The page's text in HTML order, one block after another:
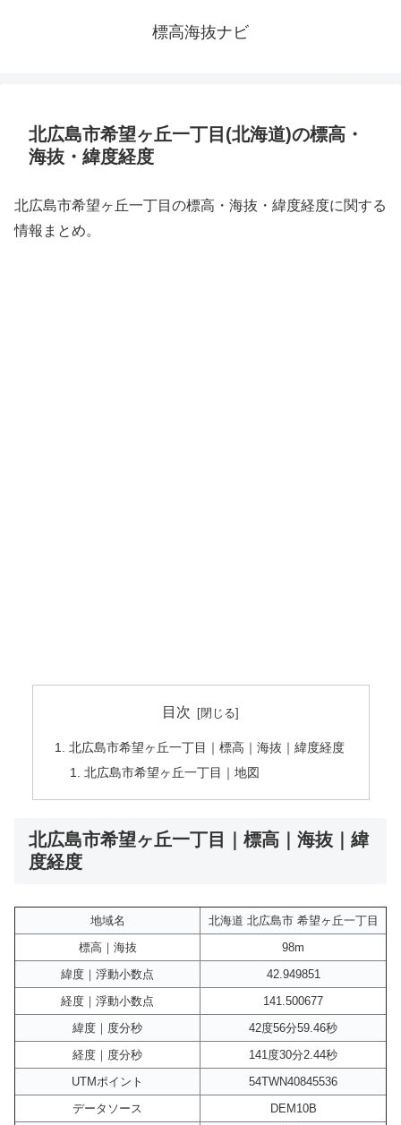
標高海抜ナビ
北広島市希望ヶ丘一丁目(北海道)の標高・
海抜・緯度経度
北広島市希望ヶ丘一丁目の標高・海抜・緯度経度に関する
情報まとめ。
目次
北広島市希望ヶ丘一丁目｜標高｜海抜｜緯度経度
北広島市希望ヶ丘一丁目｜地図
北広島市希望ヶ丘一丁目｜標高｜海抜｜緯
度経度
地域名
北海道 北広島市 希望ヶ丘一丁目
標高｜海抜
98m
緯度｜浮動小数点
42.949851
経度｜浮動小数点
141.500677
緯度｜度分秒
42度56分59.46秒
経度｜度分秒
141度30分2.44秒
UTMポイント
54TWN40845536
データソース
DEM10B